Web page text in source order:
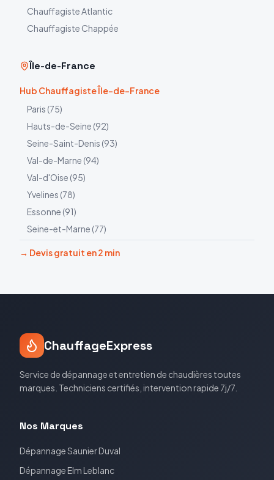
ChauffagisteAtlantic
Chauffagiste Chappée
Île-de-France
Hub Chauffagiste Île-de-France
Paris (75)
Hauts-de-Seine (92)
Seine-Saint-Denis (93)
Val-de-Marne (94)
Val-d'Oise (95)
Yvelines (78)
Essonne (91)
Seine-et-Marne (77)
→ Devis gratuit en 2 min
ChauffageExpress
Service de dépannage et entretien de chaudières toutes
marques. Techniciens certifiés, intervention rapide 7j/7.
Nos Marques
DépannageSaunier Duval
DépannageElm Leblanc